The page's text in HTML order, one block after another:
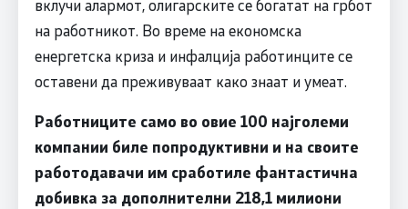
вклучи алармот, олигарските се богатат на грбот
на работникот. Во време на економска
енергетска криза и инфалција работинците се
оставени да преживуваат како знаат и умеат.
Работниците само во овие 100 најголеми
компании биле попродуктивни и на своите
работодавачи им сработиле фантастична
добивка за дополнителни 218,1 милиони